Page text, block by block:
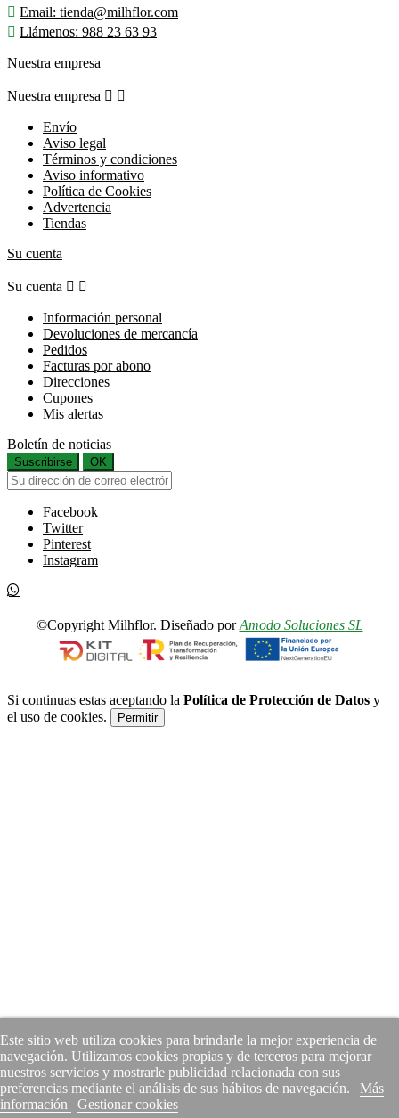
Este sitio web utiliza cookies para brindarle la mejor experiencia de
navegación. Utilizamos cookies propias y de terceros para mejorar
nuestros servicios y mostrarle publicidad relacionada con sus
preferencias mediante el análisis de sus hábitos de navegación.
Más
información
Gestionar cookies
 Email: tienda@milhflor.com
 Llámenos: 988 23 63 93
Nuestra empresa
Nuestra empresa  
Envío
Aviso legal
Términos y condiciones
Aviso informativo
Política de Cookies
Advertencia
Tiendas
Su cuenta
Su cuenta  
Información personal
Devoluciones de mercancía
Pedidos
Facturas por abono
Direcciones
Cupones
Mis alertas
Boletín de noticias
Suscribirse OK
Facebook
Twitter
Pinterest
Instagram
©Copyright Milhflor. Diseñado porAmodo Soluciones SL
Si continuas estas aceptando la Política de Protección de Datos y
el uso de cookies.
Permitir